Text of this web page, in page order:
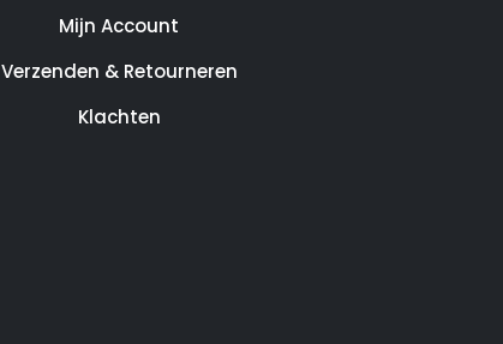
Mijn Account
Verzenden & Retourneren
Klachten